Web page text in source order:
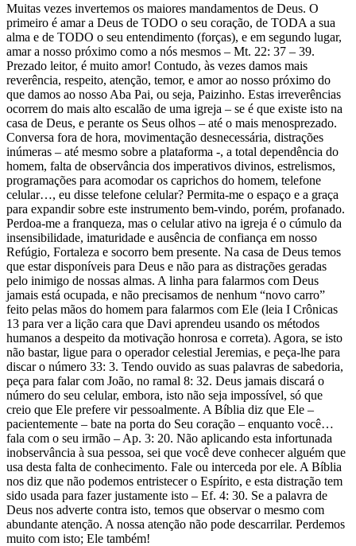
Muitas vezes invertemos os maiores mandamentos de Deus. O
primeiro é amar a Deus de TODO o seu coração, de TODA a sua
alma e de TODO o seu entendimento (forças), e em segundo lugar,
amar a nosso próximo como a nós mesmos – Mt. 22: 37 – 39.
Prezado leitor, é muito amor! Contudo, às vezes damos mais
reverência, respeito, atenção, temor, e amor ao nosso próximo do
que damos ao nosso Aba Pai, ou seja, Paizinho. Estas irreverências
ocorrem do mais alto escalão de uma igreja – se é que existe isto na
casa de Deus, e perante os Seus olhos – até o mais menosprezado.
Conversa fora de hora, movimentação desnecessária, distrações
inúmeras – até mesmo sobre a plataforma -, a total dependência do
homem, falta de observância dos imperativos divinos, estrelismos,
programações para acomodar os caprichos do homem, telefone
celular…, eu disse telefone celular? Permita-me o espaço e a graça
para expandir sobre este instrumento bem-vindo, porém, profanado.
Perdoa-me a franqueza, mas o celular ativo na igreja é o cúmulo da
insensibilidade, imaturidade e ausência de confiança em nosso
Refúgio, Fortaleza e socorro bem presente. Na casa de Deus temos
que estar disponíveis para Deus e não para as distrações geradas
pelo inimigo de nossas almas. A linha para falarmos com Deus
jamais está ocupada, e não precisamos de nenhum “novo carro”
feito pelas mãos do homem para falarmos com Ele (leia I Crônicas
13 para ver a lição cara que Davi aprendeu usando os métodos
humanos a despeito da motivação honrosa e correta). Agora, se isto
não bastar, ligue para o operador celestial Jeremias, e peça-lhe para
discar o número 33: 3. Tendo ouvido as suas palavras de sabedoria,
peça para falar com João, no ramal 8: 32. Deus jamais discará o
número do seu celular, embora, isto não seja impossível, só que
creio que Ele prefere vir pessoalmente. A Bíblia diz que Ele –
pacientemente – bate na porta do Seu coração – enquanto você…
fala com o seu irmão – Ap. 3: 20. Não aplicando esta infortunada
inobservância à sua pessoa, sei que você deve conhecer alguém que
usa desta falta de conhecimento. Fale ou interceda por ele. A Bíblia
nos diz que não podemos entristecer o Espírito, e esta distração tem
sido usada para fazer justamente isto – Ef. 4: 30. Se a palavra de
Deus nos adverte contra isto, temos que observar o mesmo com
abundante atenção. A nossa atenção não pode descarrilar. Perdemos
muito com isto; Ele também!